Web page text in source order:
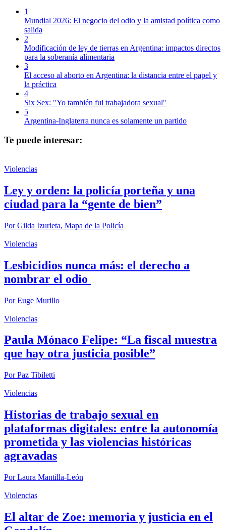
1
Mundial 2026: El negocio del odio y la amistad política como
salida
2
Modificación de ley de tierras en Argentina: impactos directos
para la soberanía alimentaria
3
El acceso al aborto en Argentina: la distancia entre el papel y
la práctica
4
Six Sex: "Yo también fui trabajadora sexual"
5
Argentina-Inglaterra nunca es solamente un partido
Te puede interesar:
Violencias
Ley y orden: la policía porteña y una
ciudad para la “gente de bien”
PorGilda Izurieta, Mapa de la Policía
Violencias
Lesbicidios nunca más: el derecho a
nombrar el odio
PorEuge Murillo
Violencias
Paula Mónaco Felipe: “La fiscal muestra
que hay otra justicia posible”
PorPaz Tibiletti
Violencias
Historias de trabajo sexual en
plataformas digitales: entre la autonomía
prometida y las violencias históricas
agravadas
PorLaura Mantilla-León
Violencias
El altar de Zoe: memoria y justicia en el